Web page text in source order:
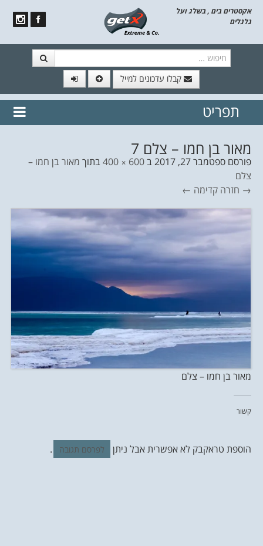
אקסטרים בים , בשלג ועל
גלגלים
קבלו עדכונים למייל
// הצטרף לרשימת תפוצה!
נשמח
תפריט
מאור בן חמו – צלם 7
פורסם ספטמבר 27, 2017 ב600 × 400 בתוך מאור בן חמו –
צלם
→ חזרה קדימה ←
מאור בן חמו – צלם
קשור
הוספת טראקבק לא אפשרית אבל ניתן לפרסם תגובה .